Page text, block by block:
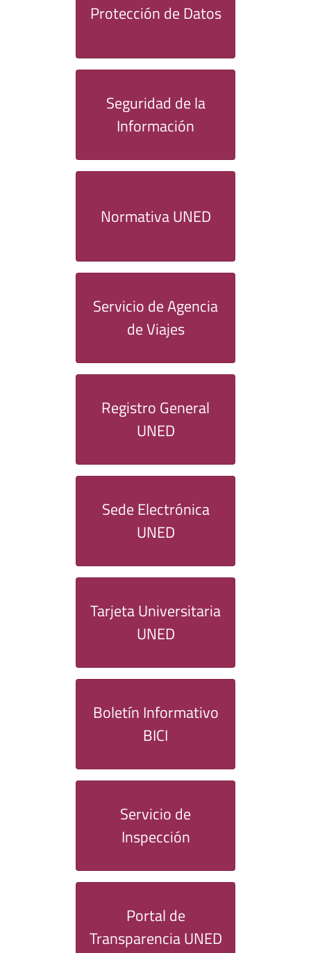
Protección de Datos
Seguridad de la
Información
Normativa UNED
Servicio de Agencia
de Viajes
Registro General
UNED
Sede Electrónica
UNED
Tarjeta Universitaria
UNED
Boletín Informativo
BICI
Servicio de
Inspección
Portal de
Transparencia UNED